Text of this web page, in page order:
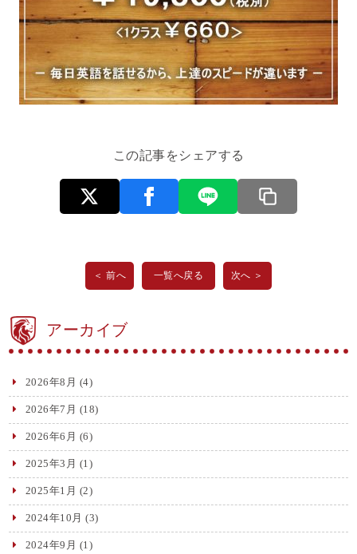
この記事をシェアする
＜ 前へ 一覧へ戻る 次へ ＞
アーカイブ
2026年8月 (4)
2026年7月 (18)
2026年6月 (6)
2025年3月 (1)
2025年1月 (2)
2024年10月 (3)
2024年9月 (1)